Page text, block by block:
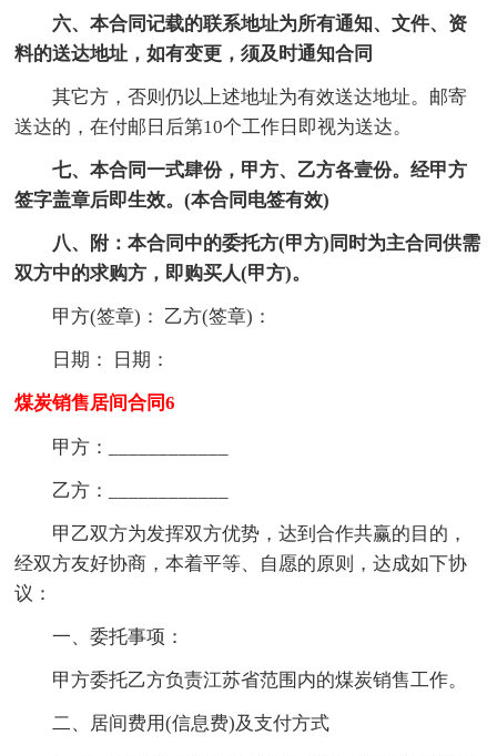
六、本合同记载的联系地址为所有通知、文件、资
料的送达地址，如有变更，须及时通知合同
其它方，否则仍以上述地址为有效送达地址。邮寄
送达的，在付邮日后第10个工作日即视为送达。
七、本合同一式肆份，甲方、乙方各壹份。经甲方
签字盖章后即生效。(本合同电签有效)
八、附：本合同中的委托方(甲方)同时为主合同供需
双方中的求购方，即购买人(甲方)。
甲方(签章)： 乙方(签章)：
日期： 日期：
煤炭销售居间合同6
甲方：____________
乙方：____________
甲乙双方为发挥双方优势，达到合作共赢的目的，
经双方友好协商，本着平等、自愿的原则，达成如下协
议：
一、委托事项：
甲方委托乙方负责江苏省范围内的煤炭销售工作。
二、居间费用(信息费)及支付方式